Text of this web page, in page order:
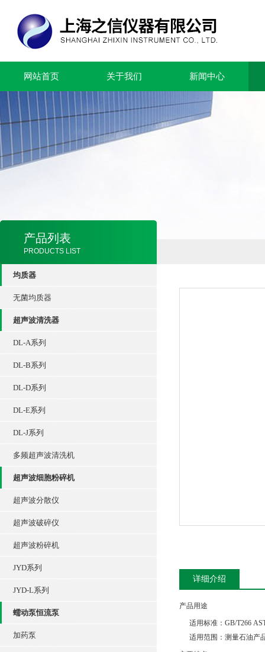
网站首页 关于我们 新闻中心
产品列表
PRODUCTS LIST
均质器
无菌均质器
超声波清洗器
DL-A系列
DL-B系列
DL-D系列
DL-E系列
DL-J系列
多频超声波清洗机
超声波细胞粉碎机
超声波分散仪
超声波破碎仪
超声波粉碎机
JYD系列
JYD-L系列
蠕动泵恒流泵
加药泵
详细介绍
产品用途
适用标准：GB/T266
适用范围：测量石油产